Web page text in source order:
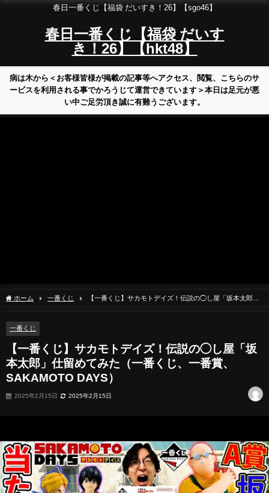
春日一番くじ【福袋 だいすき！26】【sgo46】
春日一番くじ【福袋 だいす
き！26】【hkt48】
病は木から＜お客様皆様が掲載の記事等へアクセス、閲覧、こちらのサ
ービスを利用される事でかろうじて運営できています＞本日は足元が悪
い中ご足労頂き誠に有難うございます。
ホーム 一番くじ
【一番くじ】サカモトデイズ！伝説の◯し屋「坂本太郎」
一番くじ
【一番くじ】サカモトデイズ！伝説の◯し屋「坂
本太郎」仕留めてみた（一番くじ、一番賞、
SAKAMOTO DAYS）
2025年2月15日 2025年2月15日